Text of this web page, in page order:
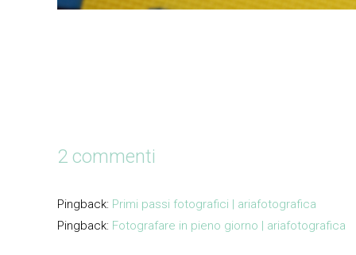
2 commenti
Pingback: Primi passi fotografici | ariafotografica
Pingback: Fotografare in pieno giorno | ariafotografica